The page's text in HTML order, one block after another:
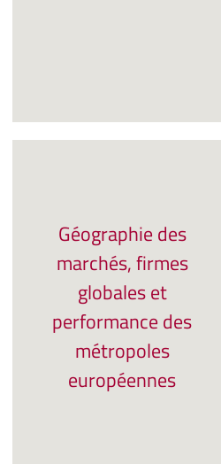
Géographie des
marchés, firmes
globales et
performance des
métropoles
européennes